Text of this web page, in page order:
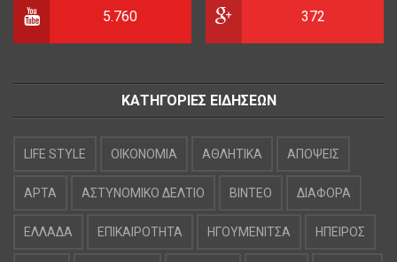
5.760 372
ΚΑΤΗΓΟΡΙΕΣ ΕΙΔΗΣΕΩΝ
LIFE STYLE OIKONOMIA ΑΘΛΗΤΙΚΑ ΑΠΟΨΕΙΣ
ΑΡΤΑ ΑΣΤΥΝΟΜΙΚΟ ΔΕΛΤΙΟ ΒΙΝΤΕΟ ΔΙΑΦΟΡΑ
ΕΛΛΑΔΑ ΕΠΙΚΑΙΡΟΤΗΤΑ ΗΓΟΥΜΕΝΙΤΣΑ ΗΠΕΙΡΟΣ